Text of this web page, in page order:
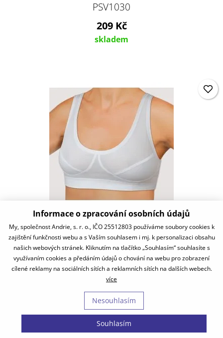
PSV1030
209 Kč
skladem
PSV2971
220 Kč
skladem
Kontakty
2026 - Oficiální e-shop značky Andrie | Technicky zajišťuje
Informace o zpracování osobních údajů
My, společnost Andrie, s. r. o., IČO 25512803 používáme soubory cookies k
zajištění funkčnosti webu a s Vaším souhlasem i mj. k personalizaci obsahu
našich webových stránek. Kliknutím na tlačítko „Souhlasím“ souhlasíte s
využívaním cookies a předáním údajů o chování na webu pro zobrazení
cílené reklamy na sociálních sítích a reklamních sítích na dalších webech.
více
Nesouhlasím
Souhlasím